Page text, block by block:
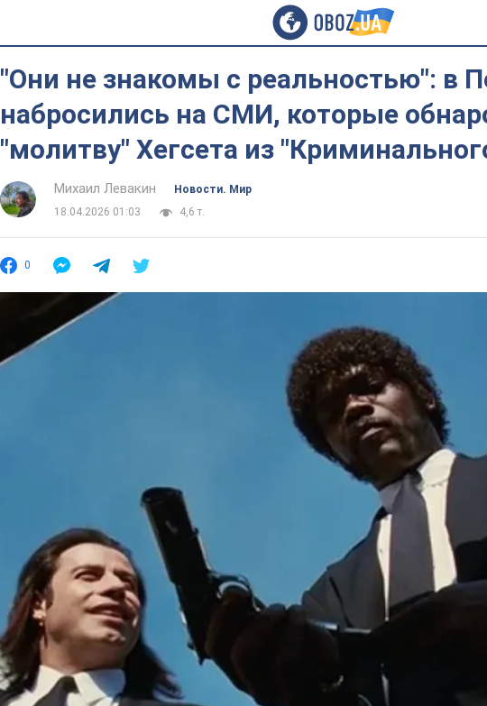
"Они не знакомы с реальностью": в
набросились на СМИ, которые
"молитву" Хегсета из
Михаил Левакин
Новости. Мир
18.04.2026 01:03
4,6 т.
0